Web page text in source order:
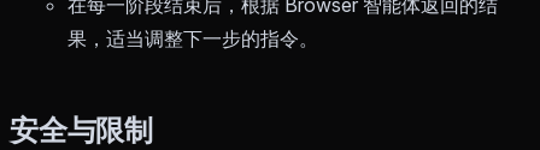
在每一阶段结束后，根据 Browser 智能体返回的结
果，适当调整下一步的指令。
安全与限制